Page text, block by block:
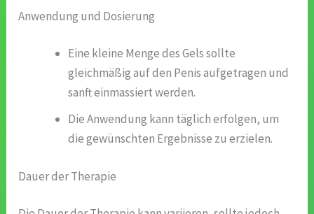
Anwendung und Dosierung
Eine kleine Menge des Gels sollte
gleichmäßig auf den Penis aufgetragen und
sanft einmassiert werden.
Die Anwendung kann täglich erfolgen, um
die gewünschten Ergebnisse zu erzielen.
Dauer der Therapie